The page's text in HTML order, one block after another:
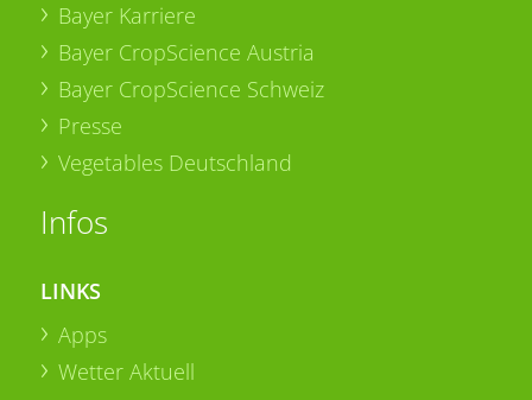
Bayer Karriere
Bayer CropScience Austria
Bayer CropScience Schweiz
Presse
Vegetables Deutschland
Infos
LINKS
Apps
Wetter Aktuell